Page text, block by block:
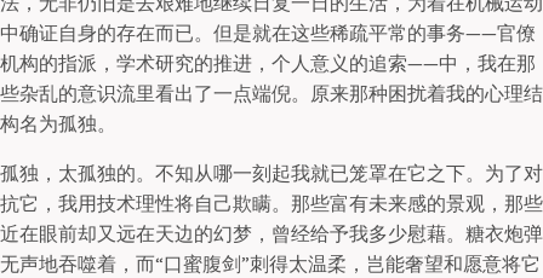
中确证自身的存在而已。但是就在这些稀疏平常的事务——官僚
机构的指派，学术研究的推进，个人意义的追索——中，我在那
些杂乱的意识流里看出了一点端倪。原来那种困扰着我的心理结
构名为孤独。
孤独，太孤独的。不知从哪一刻起我就已笼罩在它之下。为了对
抗它，我用技术理性将自己欺瞒。那些富有未来感的景观，那些
近在眼前却又远在天边的幻梦，曾经给予我多少慰藉。糖衣炮弹
无声地吞噬着，而“口蜜腹剑”刺得太温柔，岂能奢望和愿意将它